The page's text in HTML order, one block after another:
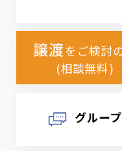
譲渡をご検討
(相談無料)
グルー